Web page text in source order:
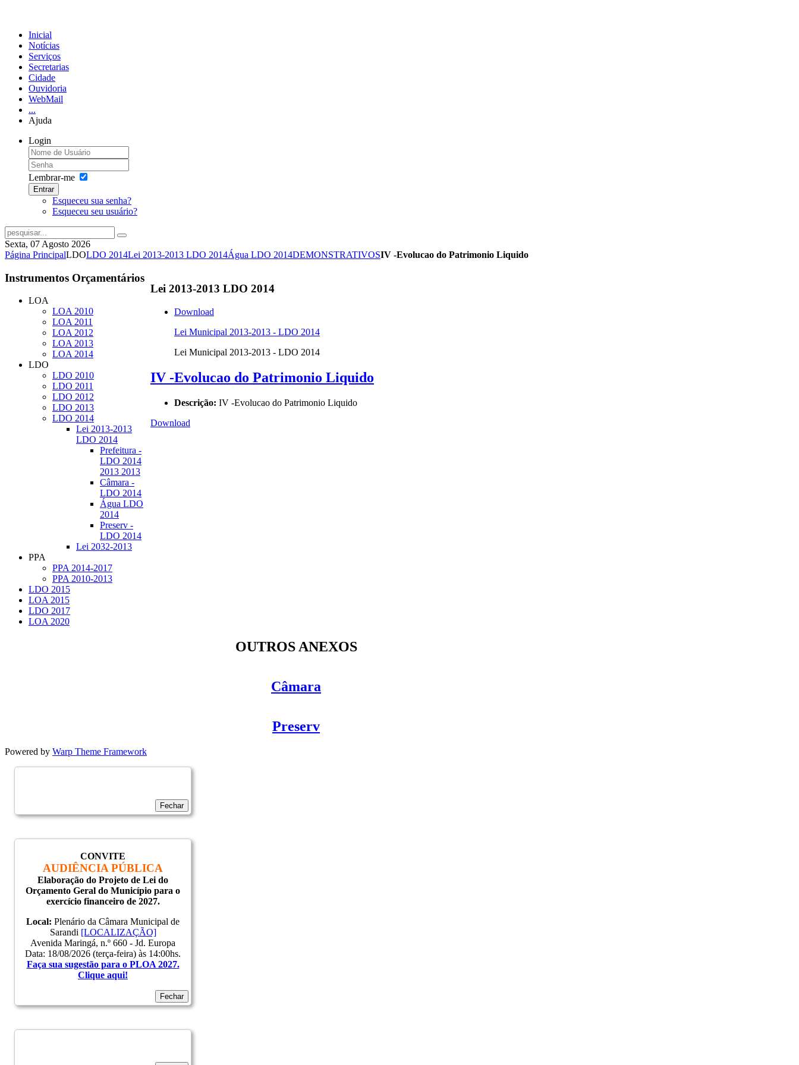
Inicial
Notícias
Serviços
Secretarias
Cidade
Ouvidoria
WebMail
...
Ajuda
Login
Lembrar-me
Entrar
Esqueceu sua senha?
Esqueceu seu usuário?
Sexta, 07 Agosto 2026
Página PrincipalLDOLDO 2014Lei 2013-2013 LDO 2014Água LDO 2014DEMONSTRATIVOSIV -Evolucao do Patrimonio Liquido
Lei 2013-2013 LDO 2014
Download
Lei Municipal 2013-2013 - LDO 2014
Lei Municipal 2013-2013 - LDO 2014
IV -Evolucao do Patrimonio Liquido
Descrição: IV -Evolucao do Patrimonio Liquido
Download
Instrumentos Orçamentários
LOA
LOA 2010
LOA 2011
LOA 2012
LOA 2013
LOA 2014
LDO
LDO 2010
LDO 2011
LDO 2012
LDO 2013
LDO 2014
Lei 2013-2013
LDO 2014
Prefeitura -
LDO 2014
2013 2013
Câmara -
LDO 2014
Água LDO
2014
Preserv -
LDO 2014
Lei 2032-2013
PPA
PPA 2014-2017
PPA 2010-2013
LDO 2015
LOA 2015
LDO 2017
LOA 2020
OUTROS ANEXOS
Câmara
Preserv
Powered by Warp Theme Framework
Fechar
CONVITE
AUDIÊNCIA PÚBLICA
Elaboração do Projeto de Lei do
Orçamento Geral do Município para o
exercício financeiro de 2027.
Local: Plenário da Câmara Municipal de
Sarandi [LOCALIZAÇÃO]
Avenida Maringá, n.º 660 - Jd. Europa
Data: 18/08/2026 (terça-feira) às 14:00hs.
Faça sua sugestão para o PLOA 2027.
Clique aqui!
Fechar